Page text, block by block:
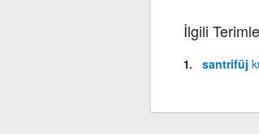
İlgili
santrifüj